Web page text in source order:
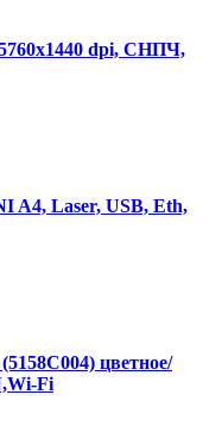
dpi, СНПЧ,
A4, Laser, USB, Eth,
цветное/
Fi